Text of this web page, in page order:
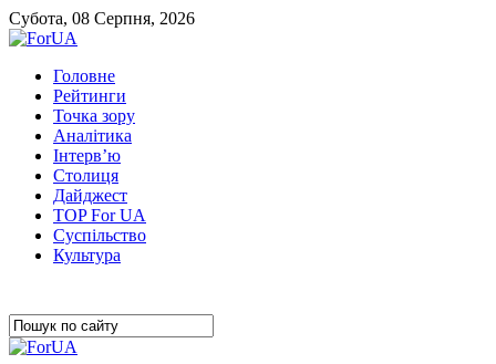
Субота, 08 Серпня, 2026
Головне
Рейтинги
Точка зору
Аналітика
Інтерв’ю
Столиця
Дайджест
TOP For UA
Суспiльство
Культура